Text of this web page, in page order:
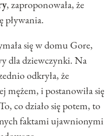
, zaproponowała, że ​
pływania.
się w domu Gore,
dla dziewczynki. Na
odkryła, że
mężem, i postanowiła się
co działo się potem, to
faktami ujawnionymi